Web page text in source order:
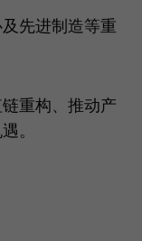
先进制造等重
重构、推动产
。